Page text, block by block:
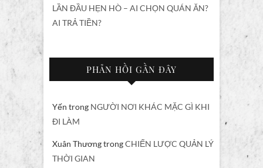
LẦN ĐẦU HẸN HÒ – AI CHỌN QUÁN ĂN?
AI TRẢ TIỀN?
PHẢN HỒI GẦN ĐÂY
Yến trong NGƯỜI NƠI KHÁC MẶC GÌ KHI
ĐI LÀM
Xuân ThươngtrongCHIẾN LƯỢC QUẢN LÝ
THỜI GIAN